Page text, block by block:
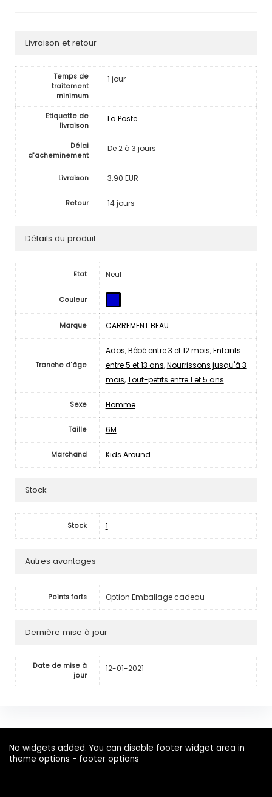
Livraison et retour
Temps de
traitement
minimum
1 jour
Etiquette de
livraison
La Poste
Délai
d'acheminement
De 2 à 3 jours
Livraison 3.90 EUR
Retour 14 jours
Détails du produit
Etat Neuf
Couleur
Marque CARREMENT BEAU
Tranche d'âge
Ados,Bébé entre 3 et 12 mois,Enfants
entre 5 et 13 ans,Nourrissons jusqu'à 3
mois,Tout-petits entre 1 et 5 ans
Sexe Homme
Taille 6M
Marchand Kids Around
Stock
Stock 1
Autres avantages
Points forts Option Emballage cadeau
Dernière mise à jour
Date de mise à
jour
12-01-2021
No widgets added. You can disable footer widget area in
theme options - footer options